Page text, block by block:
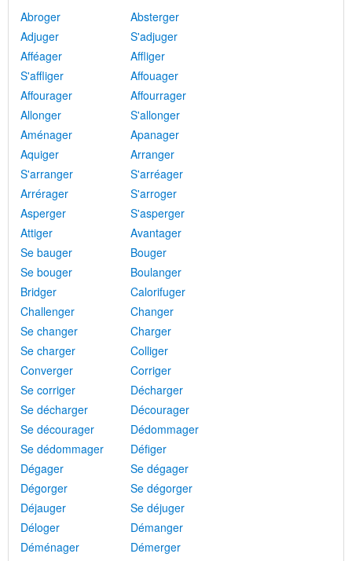
Abroger
Absterger
Adjuger
S'adjuger
Afféager
Affliger
S'affliger
Affouager
Affourager
Affourrager
Allonger
S'allonger
Aménager
Apanager
Aquiger
Arranger
S'arranger
S'arréager
Arrérager
S'arroger
Asperger
S'asperger
Attiger
Avantager
Se bauger
Bouger
Se bouger
Boulanger
Bridger
Calorifuger
Challenger
Changer
Se changer
Charger
Se charger
Colliger
Converger
Corriger
Se corriger
Décharger
Se décharger
Décourager
Se décourager
Dédommager
Se dédommager
Défiger
Dégager
Se dégager
Dégorger
Se dégorger
Déjauger
Se déjuger
Déloger
Démanger
Déménager
Démerger